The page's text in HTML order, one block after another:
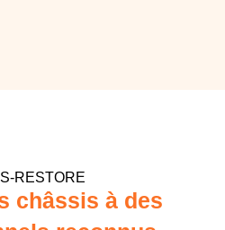
RESTORE
châssis à des